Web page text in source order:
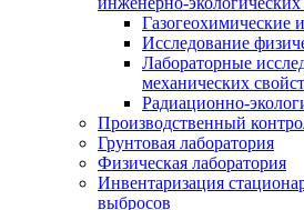
Газогеохимические
Исследование
Лабораторные
механических
Радиационно-
Производственный
Грунтовая лаборатория
Физическая лаборатория
Инвентаризация
выбросов